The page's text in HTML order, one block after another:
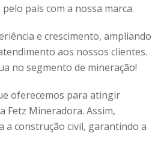
país com a nossa marca.
e crescimento, ampliando
aos nossos clientes.
no segmento de mineração!
oferecemos para atingir
Fetz Mineradora. Assim,
a construção civil, garantindo a